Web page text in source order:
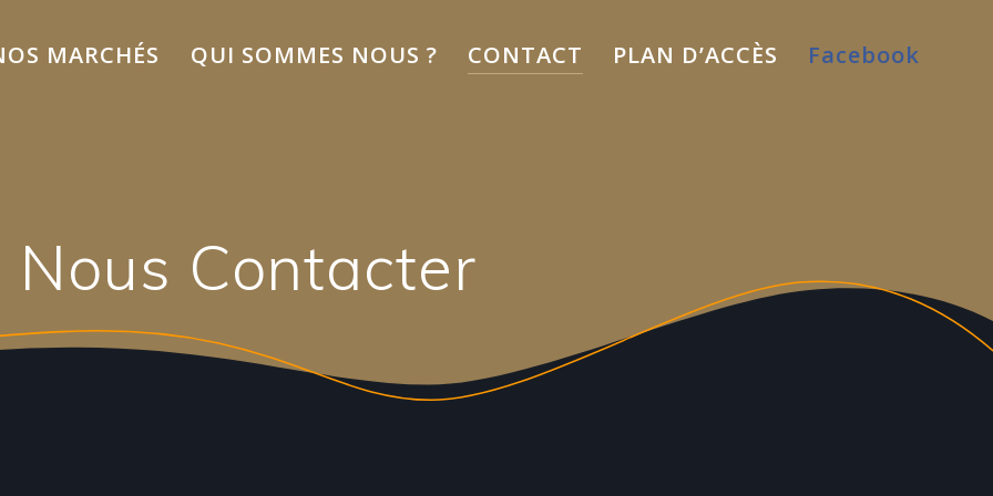
MARCHÉS QUI SOMMES NOUS ? CONTACT PLAN D’ACCÈS Facebook
Nous Contacter